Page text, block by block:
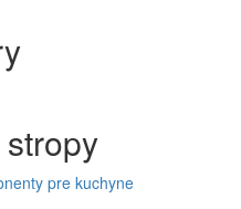
pre kuchyne